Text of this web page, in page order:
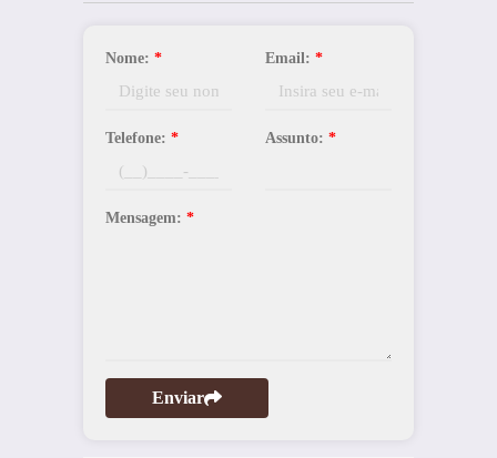
Nome: * Email: *
Telefone: * Assunto: *
Mensagem: *
Enviar